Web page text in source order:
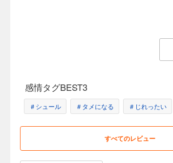
感情タグBEST3
＃シュール ＃タメになる ＃じれったい
すべてのレビュー